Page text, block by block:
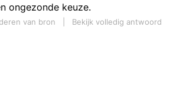
ongezonde keuze.
van bron
Bekijk volledig antwoord